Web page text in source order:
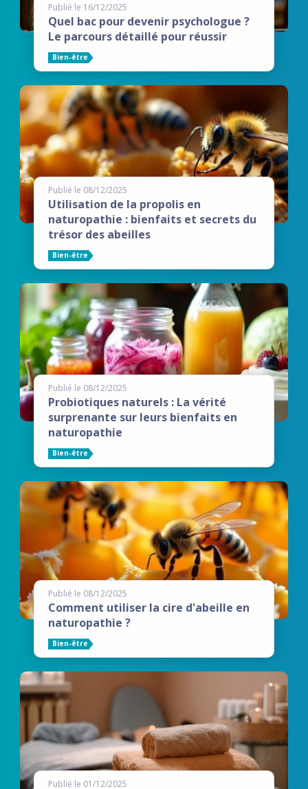
Publié le 16/12/2025
Quel bac pour devenir psychologue ?
Le parcours détaillé pour réussir
Bien-être
Publié le 08/12/2025
Utilisation de la propolis en
naturopathie : bienfaits et secrets du
trésor des abeilles
Bien-être
Publié le 08/12/2025
Probiotiques naturels : La vérité
surprenante sur leurs bienfaits en
naturopathie
Bien-être
Publié le 08/12/2025
Comment utiliser la cire d'abeille en
naturopathie ?
Bien-être
Publié le 01/12/2025